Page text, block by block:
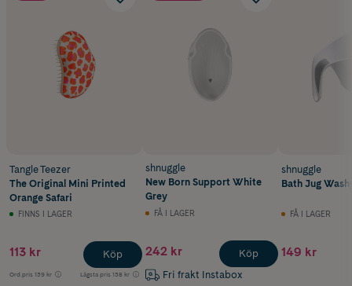
Tangle Teezer
The Original Mini Printed
Orange Safari
FINNS I LAGER
113 kr
Ord.pris 139 kr Lägsta pris 138 kr
Köp
shnuggle
New Born Support White
Grey
FÅ I LAGER
242 kr
Fri frakt Instabox
Köp
shnuggle
Bath Jug
FÅ I LAGER
149 kr